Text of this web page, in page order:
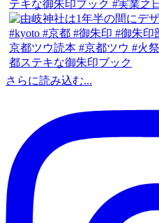
さらに読み込む...